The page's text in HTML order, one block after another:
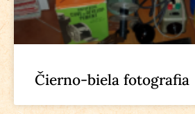
Čierno-biela fotografia